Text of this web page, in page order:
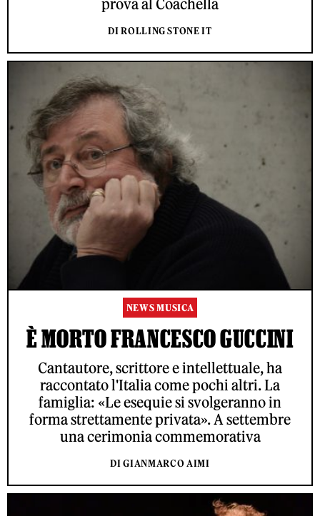
prova al Coachella
DI ROLLING STONE IT
NEWS MUSICA
È MORTO FRANCESCO GUCCINI
Cantautore, scrittore e intellettuale, ha
raccontato l'Italia come pochi altri. La
famiglia: «Le esequie si svolgeranno in
forma strettamente privata». A settembre
una cerimonia commemorativa
DI GIANMARCO AIMI